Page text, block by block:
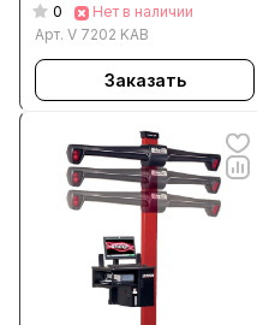
0
Нет в наличии
Арт. V 7202 KAB
Заказать